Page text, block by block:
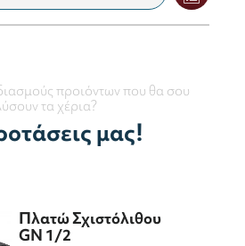
προιόντων που θα σου
τα χέρια?
μας!
Πλατώ Σχιστόλιθου
GN 1/2